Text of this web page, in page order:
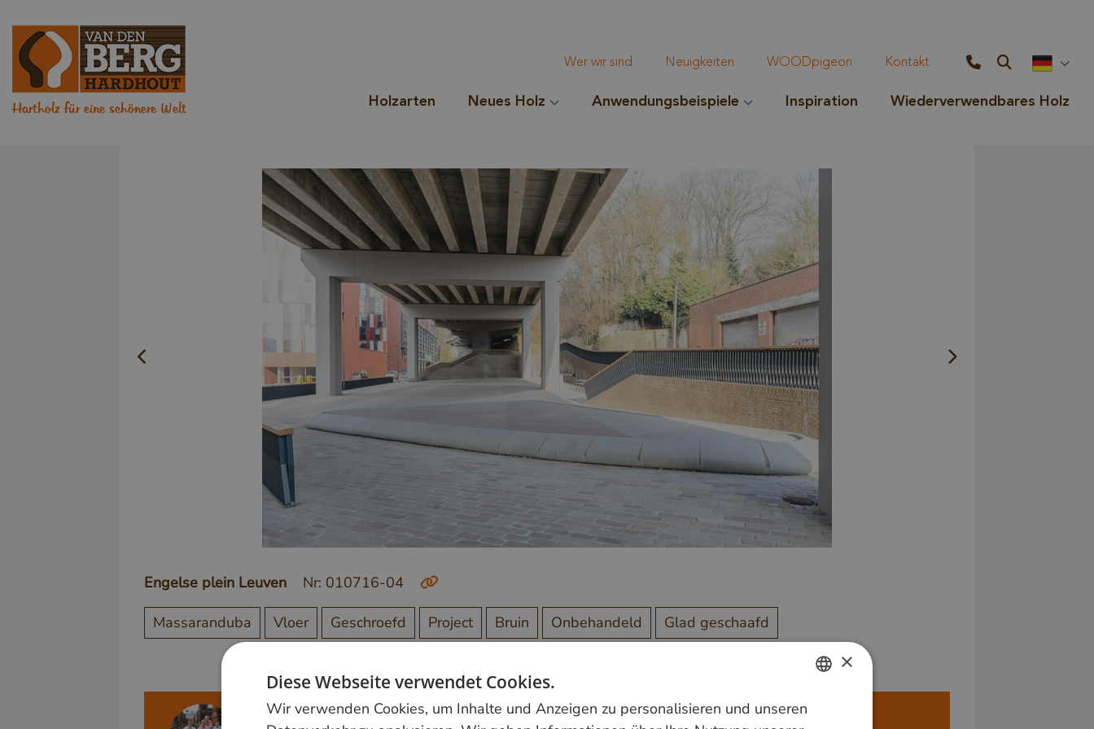
Hartholz für eine schönere Welt
Wer wir sind Neuigkeiten WOODpigeon Kontakt
Holzarten Neues Holz Anwendungsbeispiele Inspiration Wiederverwendbares Holz
Engelse plein Leuven Nr: 010716-04
Massaranduba Vloer Geschroefd Project Bruin Onbehandeld Glad geschaafd
Meer weten?
DUTCH
×
Diese Webseite verwendet Cookies.
Wir verwenden Cookies, um Inhalte und Anzeigen zu personalisieren und unseren